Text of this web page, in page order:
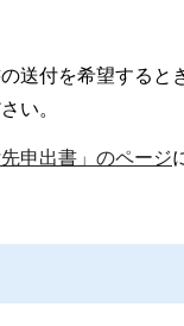
送付を希望すると
い。
申出書」のページ